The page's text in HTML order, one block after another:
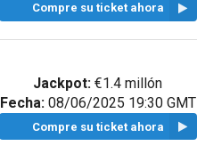
Compre su ticket ahora
Jackpot: €1.4 millón
Fecha:08/06/2025 19:30 GMT
Compre su ticket ahora